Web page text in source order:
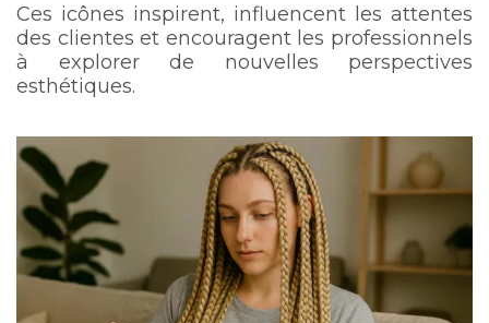
Ces icônes inspirent, influencent les attentes
des clientes et encouragent les professionnels
à explorer de nouvelles perspectives
esthétiques.